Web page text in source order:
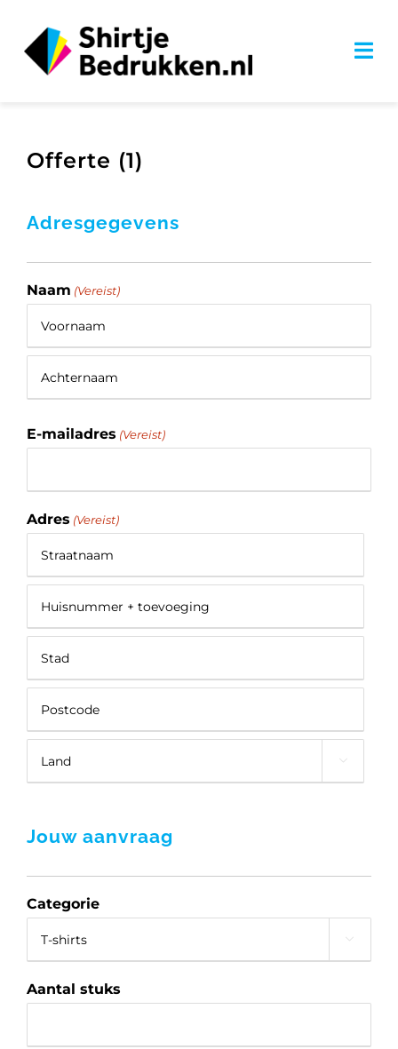
inhoud
Producten
Stanley/Stella
Contact
Offerte (1)
Adresgegevens
Naam (Vereist)
E-mailadres (Vereist)
Adres (Vereist)

Jouw aanvraag
Categorie

Aantal stuks